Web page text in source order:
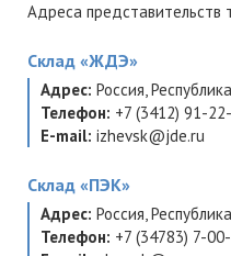
Адреса представительств
Склад «ЖДЭ»
Адрес: Россия,
Телефон: +7 (3412) 91-
E-mail: izhevsk@jde.ru
Склад «ПЭК»
Адрес: Россия,
Телефон: +7 (34783) 7-